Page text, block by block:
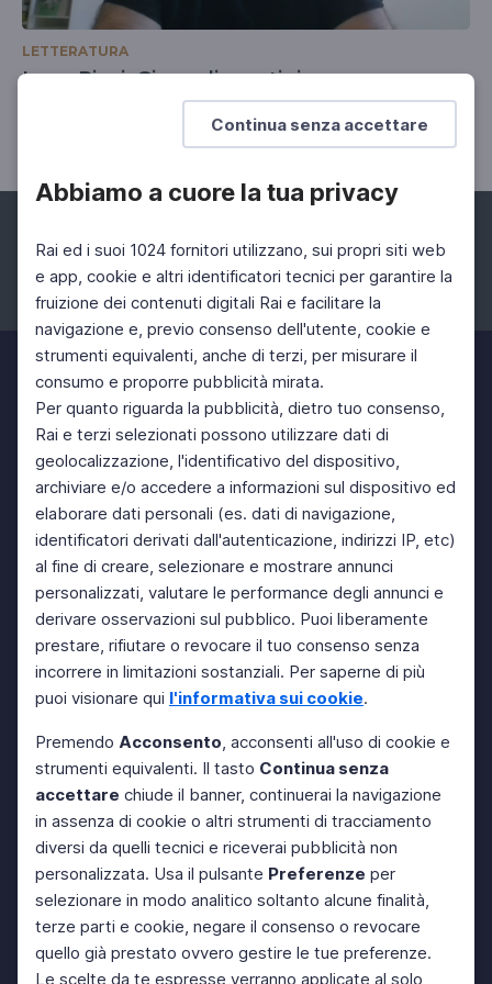
Continua senza accettare
Abbiamo a cuore la tua privacy
Rai ed i suoi 1024 fornitori utilizzano, sui propri siti web
e app, cookie e altri identificatori tecnici per garantire la
fruizione dei contenuti digitali Rai e facilitare la
navigazione e, previo consenso dell'utente, cookie e
strumenti equivalenti, anche di terzi, per misurare il
consumo e proporre pubblicità mirata.
Per quanto riguarda la pubblicità, dietro tuo consenso,
Rai e terzi selezionati possono utilizzare dati di
geolocalizzazione, l'identificativo del dispositivo,
archiviare e/o accedere a informazioni sul dispositivo ed
elaborare dati personali (es. dati di navigazione,
identificatori derivati dall'autenticazione, indirizzi IP, etc)
al fine di creare, selezionare e mostrare annunci
personalizzati, valutare le performance degli annunci e
derivare osservazioni sul pubblico. Puoi liberamente
prestare, rifiutare o revocare il tuo consenso senza
incorrere in limitazioni sostanziali. Per saperne di più
puoi visionare qui l'informativa sui cookie.
Premendo Acconsento, acconsenti all'uso di cookie e
strumenti equivalenti. Il tasto Continua senza
accettare chiude il banner, continuerai la navigazione
in assenza di cookie o altri strumenti di tracciamento
diversi da quelli tecnici e riceverai pubblicità non
personalizzata. Usa il pulsante Preferenze per
selezionare in modo analitico soltanto alcune finalità,
terze parti e cookie, negare il consenso o revocare
quello già prestato ovvero gestire le tue preferenze.
Le scelte da te espresse verranno applicate al solo
LETTERATURA
Luca Ricci, Gioco di prestigio
Un vagabondaggio filosofico
Facebook Instagram Twitter